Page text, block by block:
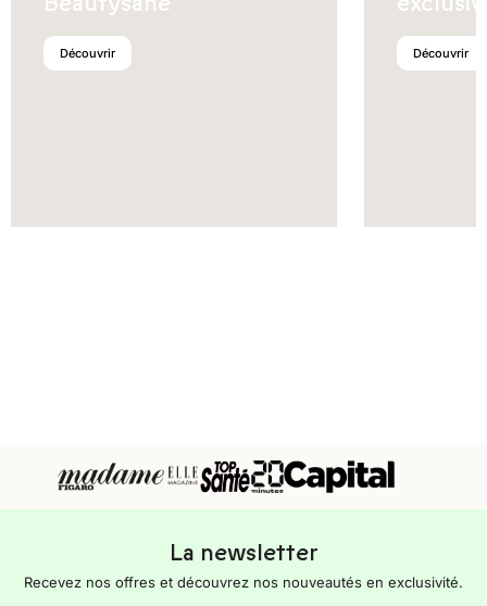
Découvrir Découvrir
La newsletter
Recevez nos offres et découvrez nos nouveautés en exclusivité.